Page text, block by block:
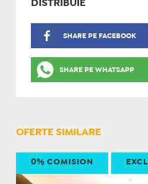
DISTRIBUIE
SHARE PE FACEBOOK
SHARE PE WHATSAPP
OFERTE SIMILARE
0% COMISION